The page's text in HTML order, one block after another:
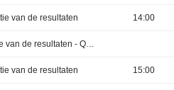
van de resultaten 14:00
van de resultaten 15:00